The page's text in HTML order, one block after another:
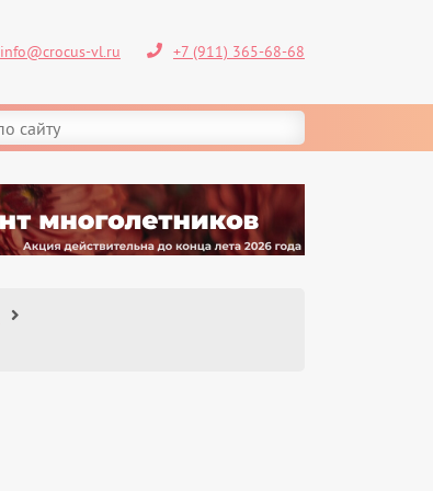
info@crocus-vl.ru +7 (911) 365-68-68